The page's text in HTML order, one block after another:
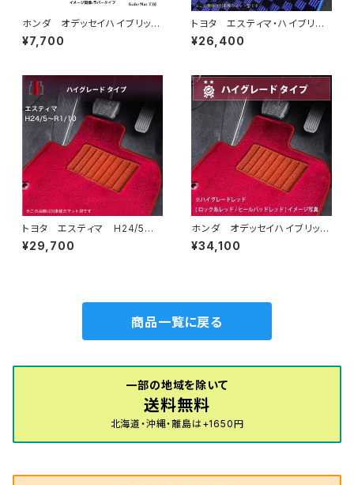
ホンダ オデッセイハイブリッ
ド R5/12〜 RC5 アンダー
ラゲッジマット トランクマッ
¥7,700
トヨタ エスティマ・ハイブリッ
ド H24/5〜R1/10（後期） 20
系 フロアマット一式 カーマッ
¥26,400
トヨタ エスティマ H24/5〜R
1/10（後期） 50系 フロアマッ
ト一式 カーマット ハイグレー
¥29,700
ホンダ オデッセイハイブリッ
ド R5/12～ RC5 フロアマ
ット一式 カーマット ハイグレ
¥34,100
商品一覧に戻る
一部の地域を除いて
送料無料
北海道・沖縄・離島は+1650円